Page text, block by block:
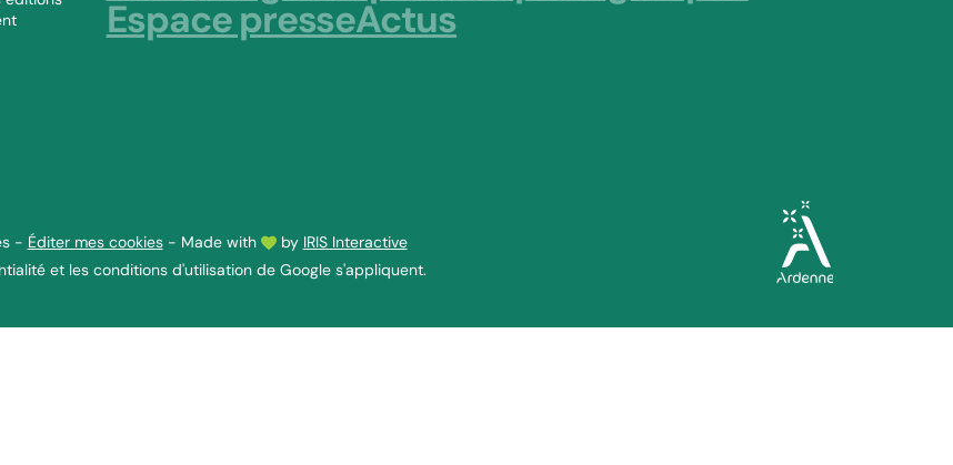
Espace presseActus
- Éditer mes cookies - Made with by IRIS Interactive
et les conditions d'utilisationde Google s'appliquent.